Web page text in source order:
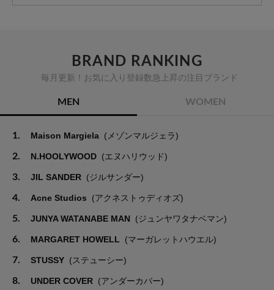
BRAND RANKING
毎月更新！お気に入り登録数急上昇の注目ブランド
MEN WOMEN
1. Maison Margiela (メゾンマルジェラ)
2. N.HOOLYWOOD (エヌハリウッド)
3. JIL SANDER (ジルサンダー)
4. Acne Studios (アクネストゥディオズ)
5. JUNYA WATANABE MAN (ジュンヤワタナベマン)
6. MARGARET HOWELL (マーガレットハウエル)
7. STUSSY (ステューシー)
8. UNDER COVER (アンダーカバー)